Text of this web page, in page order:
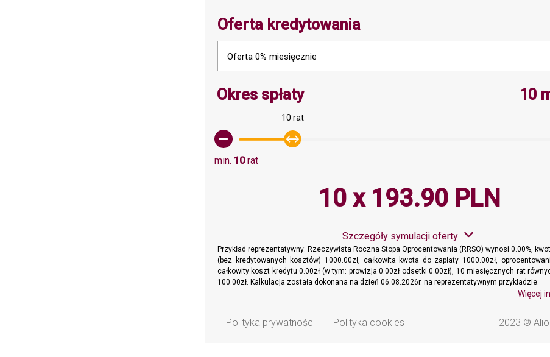
Oferta kredytowania
Oferta 0% miesięcznie
Okres spłatyMinimalna wartość 10, 10
10 rat
min. 10rat
10 x 193.90 PLN
Szczegóły symulacji oferty
Przykład reprezentatywny: Rzeczywista Roczna Stopa Oprocentowania (RRSO) wynosi 0.00%,
(bez kredytowanych kosztów) 1000.00zł, całkowita kwota do zapłaty 1000.00zł,
całkowity koszt kredytu 0.00zł (w tym: prowizja 0.00zł odsetki 0.00zł), 10 miesięcznych rat
100.00zł. Kalkulacja została dokonana na dzień 06.08.2026r. na reprezentatywnym przykładzie.
Więcej
Polityka prywatności Polityka cookies 2023 ©